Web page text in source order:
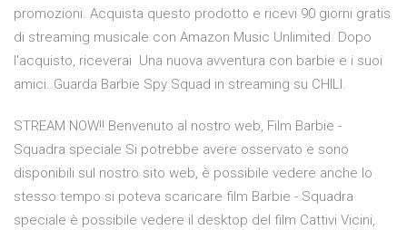
promozioni. Acquista questo prodotto e ricevi 90 giorni gratis
di streaming musicale con Amazon Music Unlimited. Dopo
l'acquisto, riceverai Una nuova avventura con barbie e i suoi
amici. Guarda Barbie Spy Squad in streaming su CHILI.
STREAM NOW!! Benvenuto al nostro web, Film Barbie -
Squadra speciale Si potrebbe avere osservato e sono
disponibili sul nostro sito web, è possibile vedere anche lo
stesso tempo si poteva scaricare film Barbie - Squadra
speciale è possibile vedere il desktop del film Cattivi Vicini,